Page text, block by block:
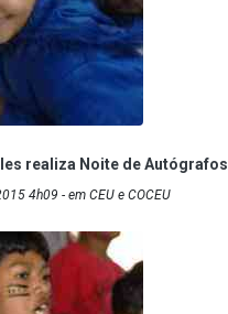
realiza Noite de Autógrafos
4h09 - em CEU e COCEU